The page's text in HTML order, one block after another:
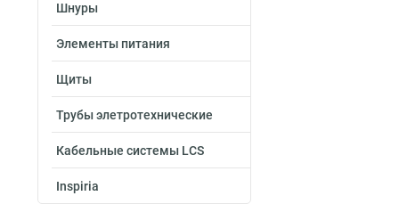
Шнуры
Элементы питания
Щиты
Трубы элетротехнические
Кабельные системы LCS
Inspiria